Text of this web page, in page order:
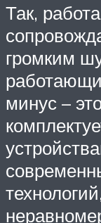
Так,
громким
минус –